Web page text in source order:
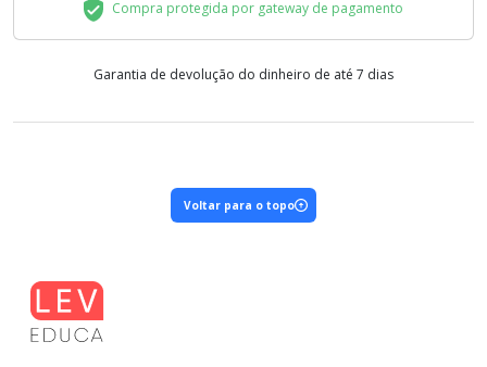
Compra protegida por gateway de pagamento
Garantia de devolução do dinheiro de até 7 dias
Voltar para o topo